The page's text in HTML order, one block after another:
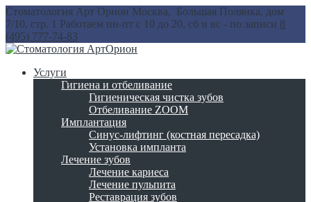
Стоматология Арт Орион Москва, Большая Полянка, дом
7/10, стр. 1 Работаем пн-пт с 10 до 20, сб и вс - по записи 8
(495) 777-74-83
Услуги
Гигиена и отбеливание
Гигиеническая чистка зубов
Отбеливание ZOOM
Имплантация
Синус-лифтинг (костная пересадка)
Установка импланта
Лечение зубов
Лечение кариеса
Лечение пульпита
Реставрация зубов